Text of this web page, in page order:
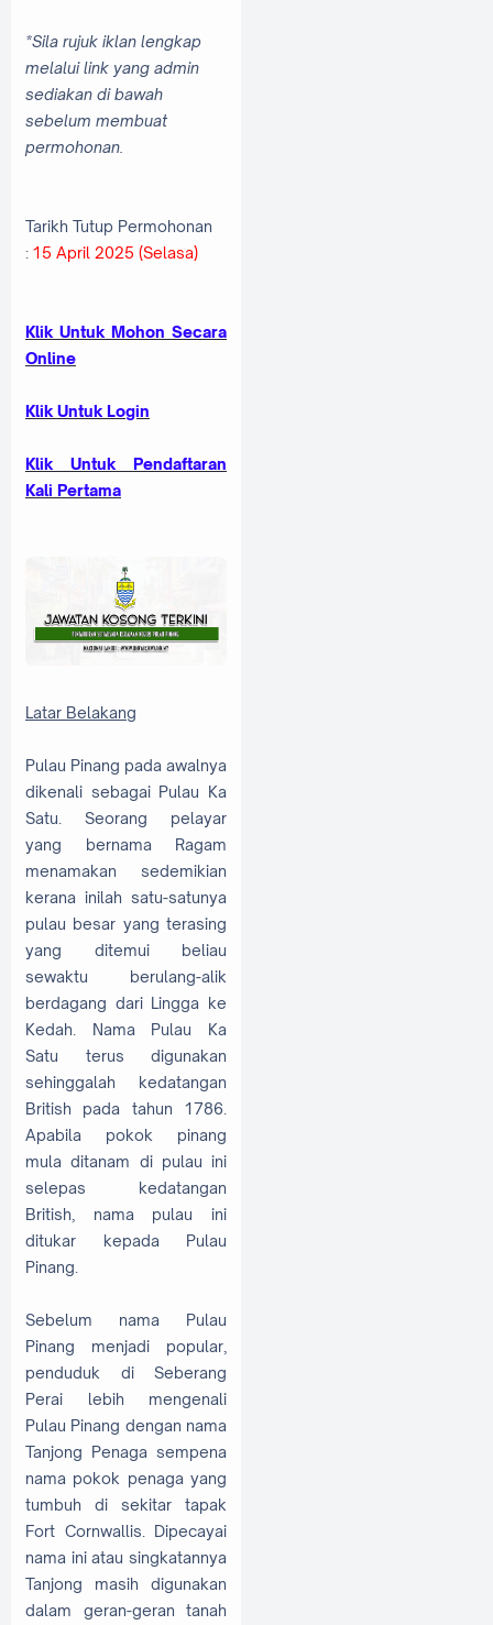
*Sila rujuk iklan lengkap
melalui link yang admin
sediakan di bawah
sebelum membuat
permohonan.
Tarikh Tutup Permohonan
: 15 April 2025 (Selasa)
Klik Untuk Mohon Secara
Online
Klik Untuk Login
Klik Untuk Pendaftaran
Kali Pertama
Latar Belakang
Pulau Pinang pada awalnya
dikenali sebagai Pulau Ka
Satu. Seorang pelayar
yang bernama Ragam
menamakan sedemikian
kerana inilah satu-satunya
pulau besar yang terasing
yang ditemui beliau
sewaktu berulang-alik
berdagang dari Lingga ke
Kedah. Nama Pulau Ka
Satu terus digunakan
sehinggalah kedatangan
British pada tahun 1786.
Apabila pokok pinang
mula ditanam di pulau ini
selepas kedatangan
British, nama pulau ini
ditukar kepada Pulau
Pinang.
Sebelum nama Pulau
Pinang menjadi popular,
penduduk di Seberang
Perai lebih mengenali
Pulau Pinang dengan nama
Tanjong Penaga sempena
nama pokok penaga yang
tumbuh di sekitar tapak
Fort Cornwallis. Dipecayai
nama ini atau singkatannya
Tanjong masih digunakan
dalam geran-geran tanah